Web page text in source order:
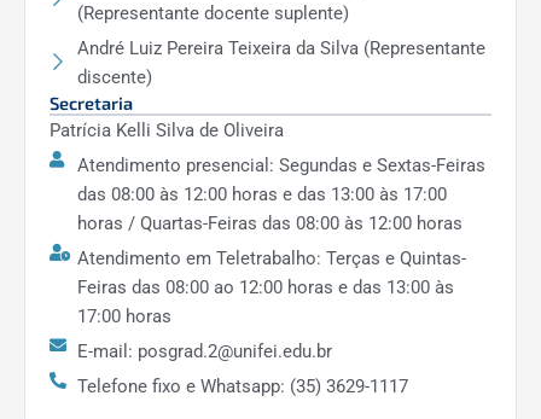
(Representante docente suplente)
André Luiz Pereira Teixeira da Silva (Representante
discente)
Secretaria
Patrícia Kelli Silva de Oliveira
Atendimento presencial: Segundas e Sextas-Feiras
das 08:00 às 12:00 horas e das 13:00 às 17:00
horas / Quartas-Feiras das 08:00 às 12:00 horas
Atendimento em Teletrabalho: Terças e Quintas-
Feiras das 08:00 ao 12:00 horas e das 13:00 às
17:00 horas
E-mail: posgrad.2@unifei.edu.br
Telefone fixo e Whatsapp: (35) 3629-1117